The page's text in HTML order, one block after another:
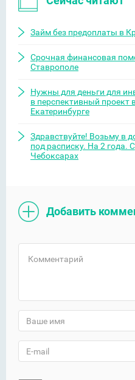
Займ без предоплаты в
Срочная финансовая
Ставрополе
Нужны для деньги для
в перспективный проект
Екатеринбурге
Здравствуйте! Возьму в
под расписку. На 2 года.
Чебоксарах
Добавить